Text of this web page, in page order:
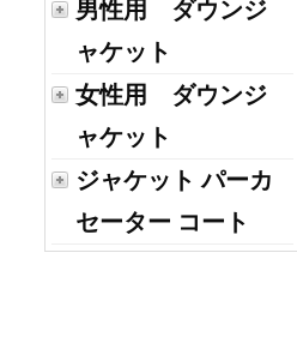
男性用 ダウンジ
ャケット
女性用 ダウンジ
ャケット
ジャケット パーカ
セーター コート